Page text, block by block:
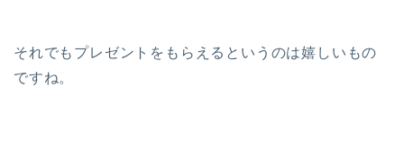
それでもプレゼントをもらえるというのは嬉しいもの
ですね。